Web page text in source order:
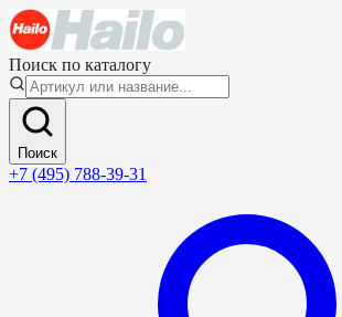
Поиск по каталогу
Поиск
+7 (495) 788-39-31